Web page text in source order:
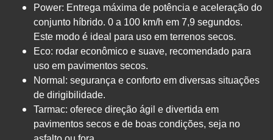
Power: Entrega máxima de potência e aceleração do
conjunto híbrido. 0 a 100 km/h em 7,9 segundos.
Este modo é ideal para uso em terrenos secos.
Eco: rodar econômico e suave, recomendado para
uso em pavimentos secos.
Normal: segurança e conforto em diversas situações
de dirigibilidade.
Tarmac: oferece direção ágil e divertida em
pavimentos secos e de boas condições, seja no